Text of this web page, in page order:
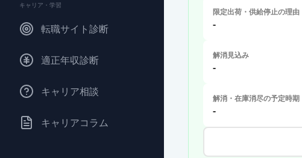
キャリア・学習
転職サイト診断
適正年収診断
キャリア相談
キャリアコラム
限定出荷・供給停止の理由
-
解消見込み
-
解消・在庫消尽の予定時期
-